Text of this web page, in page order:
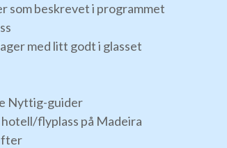
som beskrevet i programmet
med litt godt i glasset
Nyttig-guider
flyplass på Madeira